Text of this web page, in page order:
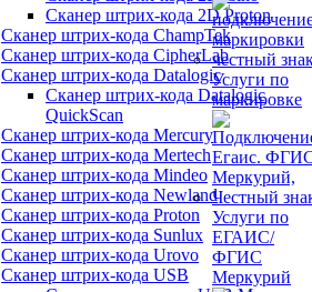
Сканер штрих-кода 2D Proton
Сканер штрих-кода ChampTek
Сканер штрих-кода CipherLab
Сканер штрих-кода Datalogic
Сканер штрих-кода Datalogic
QuickScan
Сканер штрих-кода Mercury
Сканер штрих-кода Mertech
Сканер штрих-кода Mindeo
Сканер штрих-кода Newland
Сканер штрих-кода Proton
Сканер штрих-кода Sunlux
Сканер штрих-кода Urovo
Сканер штрих-кода USB
Услуги по
маркировке
Услуги по
ЕГАИС/
ФГИС
Меркурий